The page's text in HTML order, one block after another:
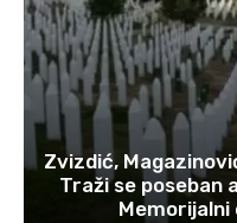
Zvizdić,
Traži se